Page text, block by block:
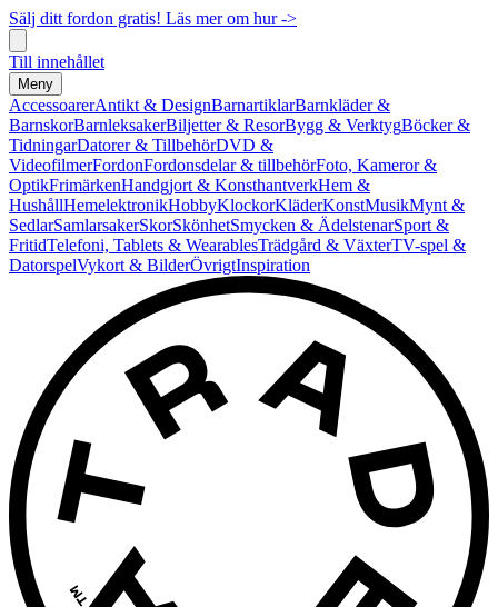
Sälj ditt fordon gratis! Läs mer om hur ->
Till innehållet
Meny
AccessoarerAntikt & DesignBarnartiklarBarnkläder &
BarnskorBarnleksakerBiljetter & ResorBygg & VerktygBöcker &
TidningarDatorer & TillbehörDVD &
VideofilmerFordonFordonsdelar & tillbehörFoto, Kameror &
OptikFrimärkenHandgjort & KonsthantverkHem &
HushållHemelektronikHobbyKlockorKläderKonstMusikMynt &
SedlarSamlarsakerSkorSkönhetSmycken & ÄdelstenarSport &
FritidTelefoni, Tablets & WearablesTrädgård & VäxterTV-spel &
DatorspelVykort & BilderÖvrigtInspiration